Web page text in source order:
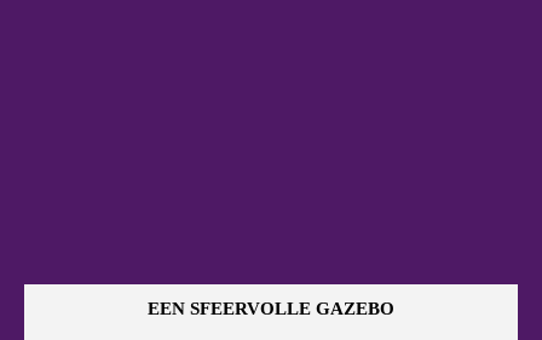
EEN SFEERVOLLE GAZEBO